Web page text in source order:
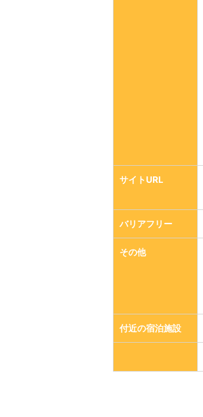
サイトURL
バリアフリー
その他
付近の宿泊施設